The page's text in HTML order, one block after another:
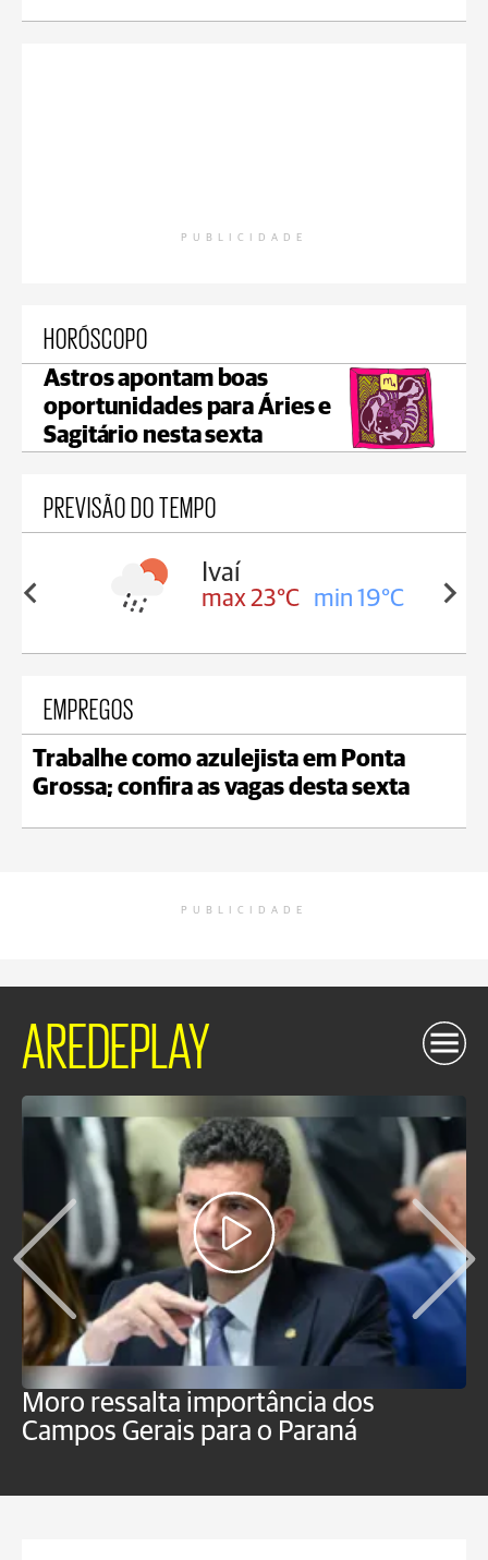
PUBLICIDADE
HORÓSCOPO
Astros apontam boas
oportunidades para Áries e
Sagitário nesta sexta
PREVISÃO DO TEMPO
17°C
Ivaí
max 23°C min 19°C
EMPREGOS
Trabalhe como azulejista em Ponta
Grossa; confira as vagas desta sexta
PUBLICIDADE
AREDEPLAY
Moro ressalta importância dos
Campos Gerais para o Paraná